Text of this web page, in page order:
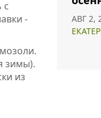
с
-
зимы).
из
АВГ 2,